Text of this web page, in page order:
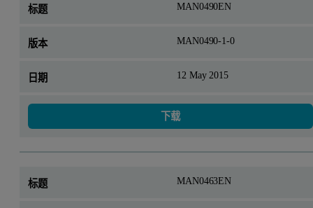
MAN0490EN
MAN0490-1-0
12 May 2015
下载
MAN0463EN